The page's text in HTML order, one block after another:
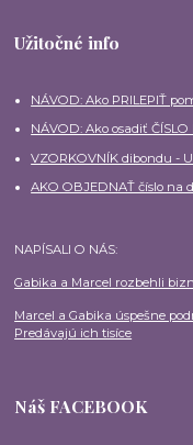
Užitočné info
NÁVOD: Ako PRILEPIŤ
NÁVOD: Ako osadiť
VZORKOVNÍK dibondu -
AKO OBJEDNAŤ číslo na
NAPÍSALI O NÁS:
Gabika a Marcel rozbehli
Marcel a Gabika úspešne
Predávajú ich tisíce
Náš FACEBOOK